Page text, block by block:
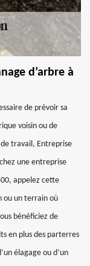
d’arbre à
de prévoir sa
voisin ou de
travail, Entreprise
une entreprise
appelez cette
ou un terrain où
bénéficiez de
en plus des parterres
élagage ou d’un